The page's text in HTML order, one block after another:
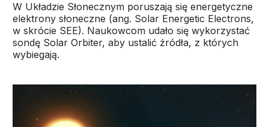
W Układzie Słonecznym poruszają się energetyczne
elektrony słoneczne (ang. Solar Energetic Electrons,
w skrócie SEE). Naukowcom udało się wykorzystać
sondę Solar Orbiter, aby ustalić źródła, z których
wybiegają.